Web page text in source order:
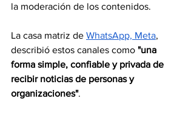
la moderación de los contenidos.
La casa matriz de WhatsApp, Meta,
describió estos canales como "una
forma simple, confiable y privada de
recibir noticias de personas y
organizaciones".